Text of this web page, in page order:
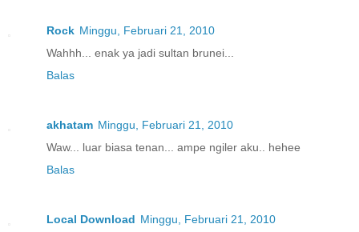
Rock Minggu, Februari 21, 2010
Wahhh... enak ya jadi sultan brunei...
Balas
akhatam Minggu, Februari 21, 2010
Waw... luar biasa tenan... ampe ngiler aku.. hehee
Balas
Local Download Minggu, Februari 21, 2010